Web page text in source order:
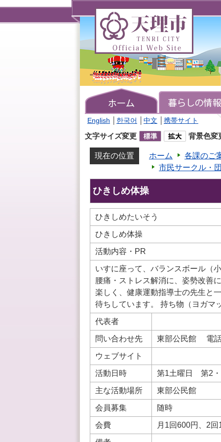
理
TENRI
Official
Site
English 한국어 中文 携帯サイト
文字サイズ変更 背景色変
現在の位置 ホーム
各課のご
市民サークル・
ひきしめ体操
ひきしめたいそう
ひきしめ体操
活動内容・PR
いすに座って、バランスボール（
腰痛・ストレス解消に、姿勢改善
楽しく、健康運動指導士の先生と
待ちしています。 持ち物（ヨガマ
代表者
問い合わせ先 東部公民館 電話
ウェブサイト
活動日時 第1土曜日 第2・
主な活動場所 東部公民館
会員募集 随時
会費 月1回600円、2